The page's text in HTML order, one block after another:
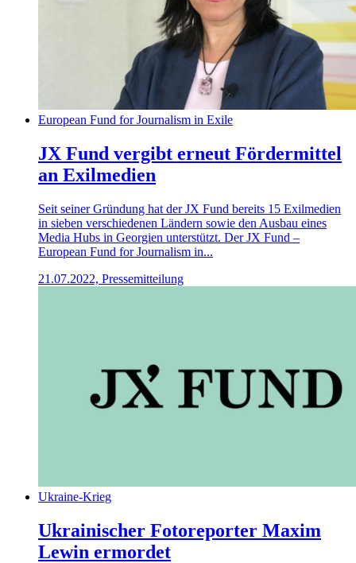
European Fund for Journalism in Exile
JX Fund vergibt erneut Fördermittel
an Exilmedien
Seit seiner Gründung hat der JX Fund bereits 15 Exilmedien
in sieben verschiedenen Ländern sowie den Ausbau eines
Media Hubs in Georgien unterstützt. Der JX Fund –
European Fund for Journalism in...
21.07.2022, Pressemitteilung
Ukraine-Krieg
Ukrainischer Fotoreporter Maxim
Lewin ermordet